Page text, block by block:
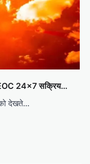
24×7 सक्रिय…
देखते…